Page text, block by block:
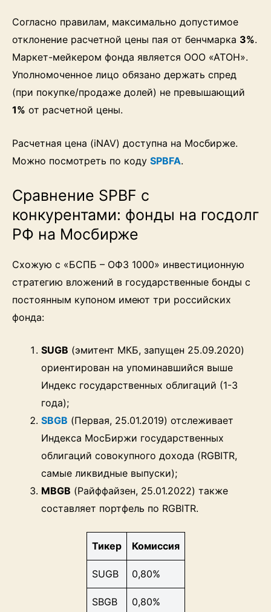
Согласно правилам, максимально допустимое
отклонение расчетной цены пая от бенчмарка 3%.
Маркет-мейкером фонда является ООО «АТОН».
Уполномоченное лицо обязано держать спред
(при покупке/продаже долей) не превышающий
1% от расчетной цены.
Расчетная цена (iNAV) доступна на Мосбирже.
Можно посмотреть по коду SPBFA.
Сравнение SPBF с
конкурентами: фонды на госдолг
РФ на Мосбирже
Схожую с «БСПБ – ОФЗ 1000» инвестиционную
стратегию вложений в государственные бонды с
постоянным купоном имеют три российских
фонда:
SUGB (эмитент МКБ, запущен 25.09.2020)
ориентирован на упоминавшийся выше
Индекс государственных облигаций (1-3
года);
SBGB (Первая, 25.01.2019) отслеживает
Индекса МосБиржи государственных
облигаций совокупного дохода (RGBITR,
самые ликвидные выпуски);
MBGB (Райффайзен, 25.01.2022) также
составляет портфель по RGBITR.
Тикер Комиссия
SUGB 0,80%
SBGB 0,80%